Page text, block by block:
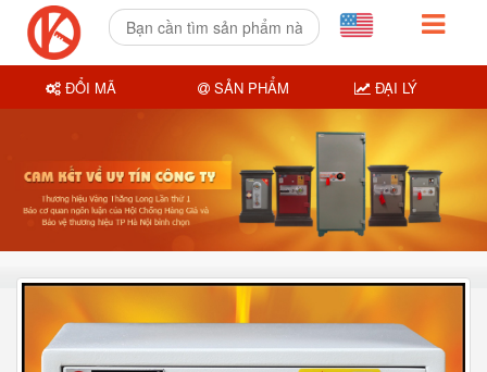
ĐỔI MÃ SẢN PHẨM ĐẠI LÝ